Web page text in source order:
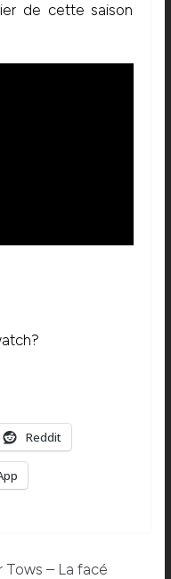
de cette saison
Reddit
Tows – La facé